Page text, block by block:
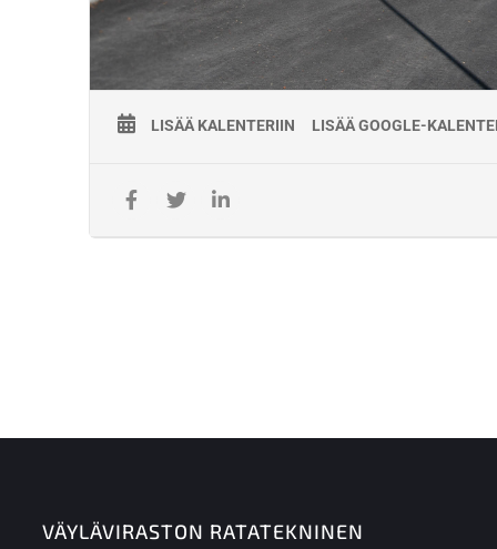
LISÄÄ KALENTERIIN LISÄÄ GOOGLE-
VÄYLÄVIRASTON RATATEKNINEN